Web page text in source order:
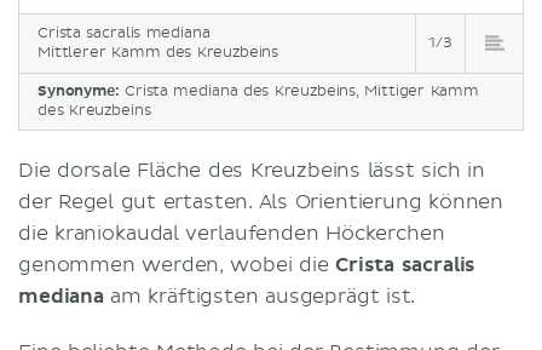
Crista sacralis mediana
Mittlerer Kamm des Kreuzbeins
1/3
Synonyme: Crista mediana des Kreuzbeins, Mittiger Kamm
des Kreuzbeins
Die dorsale Fläche des Kreuzbeins lässt sich in
der Regel gut ertasten. Als Orientierung können
die kraniokaudal verlaufenden Höckerchen
genommen werden, wobei dieCrista sacralis
mediana am kräftigsten ausgeprägt ist.